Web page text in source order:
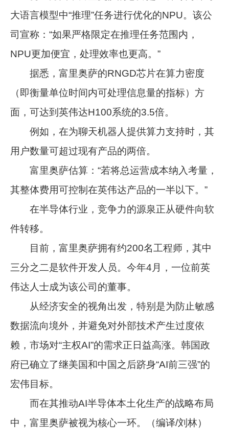
大语言模型中“推理”任务进行优化的NPU。该公
司宣称：“如果严格限定在推理任务范围内，
NPU更加便宜，处理效率也更高。”
据悉，富里奥萨的RNGD芯片在算力密度
（即衡量单位时间内可处理信息量的指标）方
面，可达到英伟达H100系统的3.5倍。
例如，在为聊天机器人提供算力支持时，其
用户数量可超过现有产品的两倍。
富里奥萨估算：“若将总运营成本纳入考量，
其整体费用可控制在英伟达产品的一半以下。”
在半导体行业，竞争力的源泉正从硬件向软
件转移。
目前，富里奥萨拥有约200名工程师，其中
三分之二是软件开发人员。今年4月，一位前英
伟达人士成为该公司的董事。
从经济安全的视角出发，特别是为防止敏感
数据流向境外，并避免对外部技术产生过度依
赖，市场对“主权AI”的需求正日益高涨。韩国政
府已确立了继美国和中国之后跻身“AI前三强”的
宏伟目标。
而在其推动AI半导体本土化生产的战略布局
中，富里奥萨被视为核心一环。（编译/刘林）